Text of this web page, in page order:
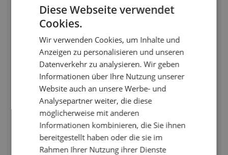
Diese Webseite verwendet
Cookies.
Wir verwenden Cookies, um Inhalte und
Anzeigen zu personalisieren und unseren
Datenverkehr zu analysieren. Wir geben
Informationen über Ihre Nutzung unserer
Website auch an unsere Werbe- und
Analysepartner weiter, die diese
möglicherweise mit anderen
Informationen kombinieren, die Sie ihnen
bereitgestellt haben oder die sie im
Rahmen Ihrer Nutzung ihrer Dienste